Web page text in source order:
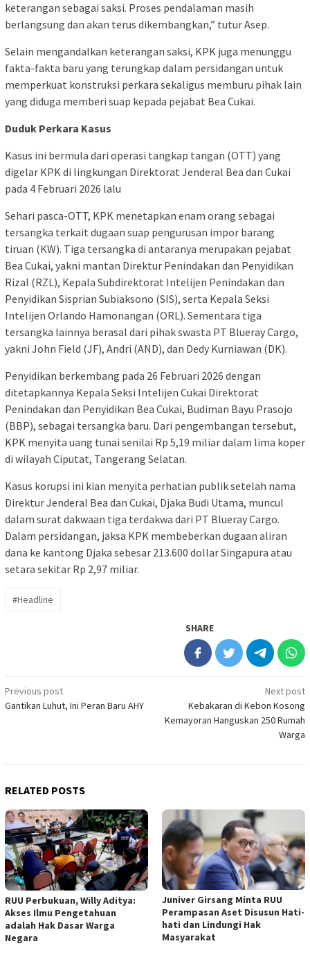
keterangan sebagai saksi. Proses pendalaman masih
berlangsung dan akan terus dikembangkan,” tutur Asep.
​Selain mengandalkan keterangan saksi, KPK juga menunggu
fakta-fakta baru yang terungkap dalam persidangan untuk
memperkuat konstruksi perkara sekaligus memburu pihak lain
yang diduga memberi suap kepada pejabat Bea Cukai.
Duduk Perkara Kasus
Kasus ini bermula dari operasi tangkap tangan (OTT) yang
digelar KPK di lingkungan Direktorat Jenderal Bea dan Cukai
pada 4 Februari 2026 lalu
​Sehari pasca-OTT, KPK menetapkan enam orang sebagai
tersangka terkait dugaan suap pengurusan impor barang
tiruan (KW). Tiga tersangka di antaranya merupakan pejabat
Bea Cukai, yakni mantan Direktur Penindakan dan Penyidikan
Rizal (RZL), Kepala Subdirektorat Intelijen Penindakan dan
Penyidikan Sisprian Subiaksono (SIS), serta Kepala Seksi
Intelijen Orlando Hamonangan (ORL). Sementara tiga
tersangka lainnya berasal dari pihak swasta PT Blueray Cargo,
yakni John Field (JF), Andri (AND), dan Dedy Kurniawan (DK).
​Penyidikan berkembang pada 26 Februari 2026 dengan
ditetapkannya Kepala Seksi Intelijen Cukai Direktorat
Penindakan dan Penyidikan Bea Cukai, Budiman Bayu Prasojo
(BBP), sebagai tersangka baru. Dari pengembangan tersebut,
KPK menyita uang tunai senilai Rp 5,19 miliar dalam lima koper
di wilayah Ciputat, Tangerang Selatan.
​Kasus korupsi ini kian menyita perhatian publik setelah nama
Direktur Jenderal Bea dan Cukai, Djaka Budi Utama, muncul
dalam surat dakwaan tiga terdakwa dari PT Blueray Cargo.
Dalam persidangan, jaksa KPK membeberkan dugaan aliran
dana ke kantong Djaka sebesar 213.600 dollar Singapura atau
setara sekitar Rp 2,97 miliar.
#Headline
SHARE
Post
navigation
Previous post
Gantikan Luhut, Ini Peran Baru AHY
Next post
Kebakaran di Kebon Kosong
Kemayoran Hanguskan 250 Rumah
Warga
RELATED POSTS
RUU Perbukuan, Willy Aditya:
Akses Ilmu Pengetahuan
adalah Hak Dasar Warga
Negara
Juniver Girsang Minta RUU
Perampasan Aset Disusun Hati-
hati dan Lindungi Hak
Masyarakat